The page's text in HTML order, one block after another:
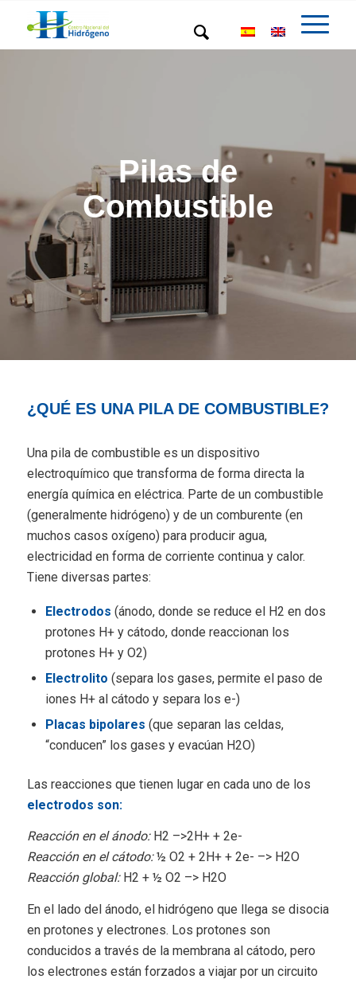
Pilas de
Combustible
¿QUÉ ES UNA PILA DE COMBUSTIBLE?
Una pila de combustible es un dispositivo
electroquímico que transforma de forma directa la
energía química en eléctrica. Parte de un combustible
(generalmente hidrógeno) y de un comburente (en
muchos casos oxígeno) para producir agua,
electricidad en forma de corriente continua y calor.
Tiene diversas partes:
Electrodos (ánodo, donde se reduce el H2 en dos
protones H+ y cátodo, donde reaccionan los
protones H+ y O2)
Electrolito (separa los gases, permite el paso de
iones H+ al cátodo y separa los e-)
Placas bipolares (que separan las celdas,
“conducen” los gases y evacúan H2O)
Las reacciones que tienen lugar en cada uno de los
electrodos son:
Reacción en el ánodo:H2 –>2H+ + 2e-
Reacción en el cátodo:½ O2 + 2H+ + 2e- –> H2O
Reacción global: H2 + ½ O2 –> H2O
En el lado del ánodo, el hidrógeno que llega se disocia
en protones y electrones. Los protones son
conducidos a través de la membrana al cátodo, pero
los electrones están forzados a viajar por un circuito